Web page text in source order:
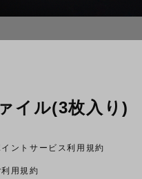
イル(3枚入り)
イントサービス利用規約
利用規約